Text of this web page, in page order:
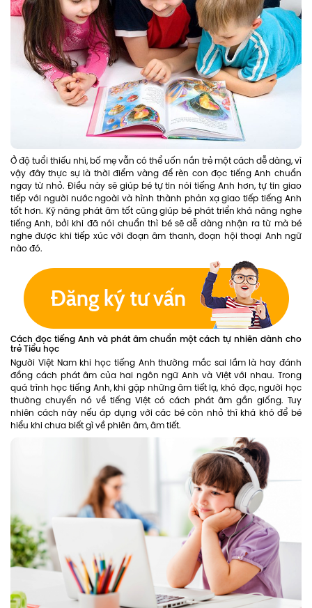
Ở độ tuổi thiếu nhi, bố mẹ vẫn có thể uốn nắn trẻ một cách dễ dàng, vì
vậy đây thực sự là thời điểm vàng để rèn con đọc tiếng Anh chuẩn
ngay từ nhỏ. Điều này sẽ giúp bé tự tin nói tiếng Anh hơn, tự tin giao
tiếp với người nước ngoài và hình thành phản xạ giao tiếp tiếng Anh
tốt hơn. Kỹ năng phát âm tốt cũng giúp bé phát triển khả năng nghe
tiếng Anh, bởi khi đã nói chuẩn thì bé sẽ dễ dàng nhận ra từ mà bé
nghe được khi tiếp xúc với đoạn âm thanh, đoạn hội thoại Anh ngữ
nào đó.
Cách đọc tiếng Anh và phát âm chuẩn một cách tự nhiên dành cho
trẻ Tiểu học
Người Việt Nam khi học tiếng Anh thường mắc sai lầm là hay đánh
đồng cách phát âm của hai ngôn ngữ Anh và Việt với nhau. Trong
quá trình học tiếng Anh, khi gặp những âm tiết lạ, khó đọc, người học
thường chuyển nó về tiếng Việt có cách phát âm gần giống. Tuy
nhiên cách này nếu áp dụng với các bé còn nhỏ thì khá khó để bé
hiểu khi chưa biết gì về phiên âm, âm tiết.